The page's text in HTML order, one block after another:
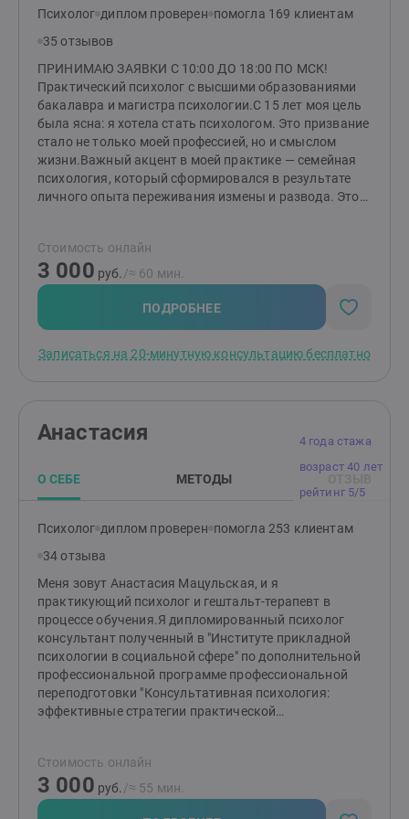
Психолог диплом проверен помогла 169 клиентам
35 отзывов
ПРИНИМАЮ ЗАЯВКИ С 10:00 ДО 18:00 ПО МСК!
Практический психолог с высшими образованиями
бакалавра и магистра психологии.С 15 лет моя цель
была ясна: я хотела стать психологом. Это призвание
стало не только моей профессией, но и смыслом
жизни.Важный акцент в моей практике — семейная
психология, который сформировался в результате
личного опыта переживания измены и развода. Этот
отношений, а также заглянуть в «формулу»
любви.Помимо этого, я помогаю людям справляться
с посттравматическим стрессовым расстройством
(ПТСР), неопределенностью в жизни и повышенной
тревожностью, низкой самооценкой. Я понимаю, как
отношения с окружающими. Также я работаю с
реакциями.Сегодня я опираюсь как на накопленные
сложностями в себе, в отношениях с партнером или
в семейной жизни и в вашем внутреннем
поддержать вас на вашем пути к лучшей жизни.
Стоимость онлайн
3 000 руб. /≈ 60 мин.
ПОДРОБНЕЕ
Записаться на 20-минутную консультацию бесплатно
4 года стажа
возраст 40 лет
рейтинг 5/5
Анастасия
О СЕБЕ МЕТОДЫ
Психолог диплом проверен помогла 253 клиентам
34 отзыва
Меня зовут Анастасия Мацульская, и я
практикующий психолог и гештальт-терапевт в
процессе обучения.Я дипломированный психолог
консультант полученный в "Институте прикладной
психологии в социальной сфере" по дополнительной
профессиональной программе профессиональной
переподготовки "Консультативная психология:
эффективные стратегии практической
постоянно стремлюсь к саморазвитию и обучению в
своей профессии. поэтому получаю образование в
направлении гештальт терапии в Московском
Стоимость онлайн
3 000 руб. /≈ 55 мин.